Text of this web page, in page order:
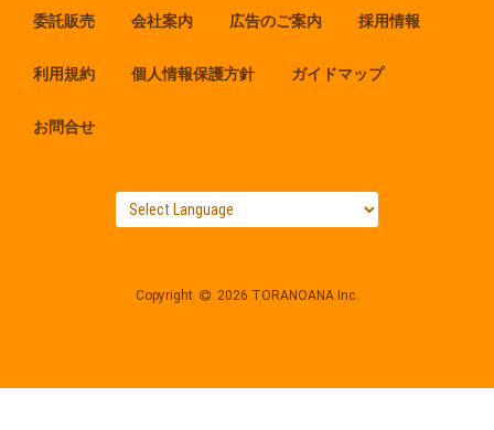
委託販売 会社案内 広告のご案内 採用情報
利用規約 個人情報保護方針 ガイドマップ
お問合せ
Copyright 2026 TORANOANA Inc.